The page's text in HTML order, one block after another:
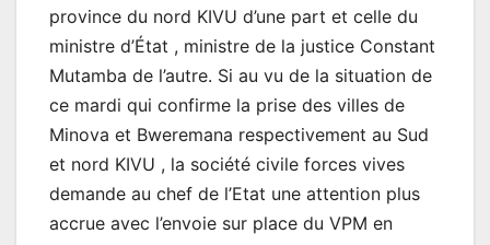
province du nord KIVU d’une part et celle du
ministre d’État , ministre de la justice Constant
Mutamba de l’autre. Si au vu de la situation de
ce mardi qui confirme la prise des villes de
Minova et Bweremana respectivement au Sud
et nord KIVU , la société civile forces vives
demande au chef de l’Etat une attention plus
accrue avec l’envoie sur place du VPM en